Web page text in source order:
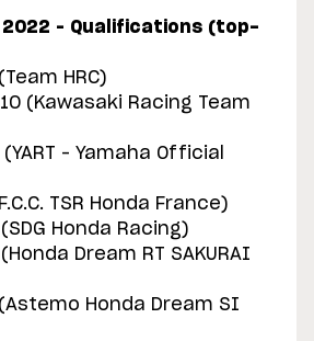
2022 – Qualifications (top-
HRC)
(Kawasaki Racing Team
– Yamaha Official
TSR Honda France)
Honda Racing)
Dream RT SAKURAI
Honda Dream SI